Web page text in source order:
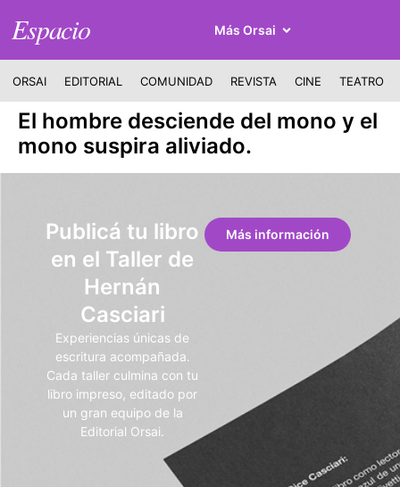
Espacio Más Orsai
ORSAI EDITORIAL COMUNIDAD REVISTA CINE TEATRO
El hombre desciende del mono y el
mono suspira aliviado.
Publicá tu libro
en el Taller de
Hernán
Casciari
Experiencias únicas de
escritura acompañada.
Cada taller culmina con tu
libro impreso, editado por
un gran equipo de la
Editorial Orsai.
Más información